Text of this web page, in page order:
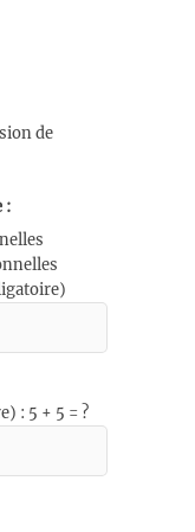
de
:
: 5 + 5 = ?